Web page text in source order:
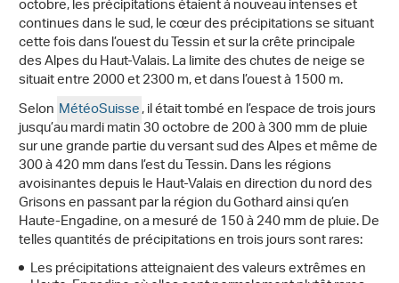
octobre, les précipitations étaient à nouveau intenses et
continues dans le sud, le cœur des précipitations se situant
cette fois dans l’ouest du Tessin et sur la crête principale
des Alpes du Haut-Valais. La limite des chutes de neige se
situait entre 2000 et 2300 m, et dans l’ouest à 1500 m.
Selon MétéoSuisse, il était tombé en l’espace de trois jours
jusqu’au mardi matin 30 octobre de 200 à 300 mm de pluie
sur une grande partie du versant sud des Alpes et même de
300 à 420 mm dans l’est du Tessin. Dans les régions
avoisinantes depuis le Haut-Valais en direction du nord des
Grisons en passant par la région du Gothard ainsi qu’en
Haute-Engadine, on a mesuré de 150 à 240 mm de pluie. De
telles quantités de précipitations en trois jours sont rares:
Les précipitations atteignaient des valeurs extrêmes en